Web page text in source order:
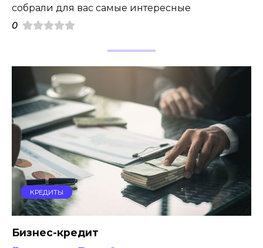
собрали для вас самые интересные
0
КРЕДИТЫ
Бизнес-кредит